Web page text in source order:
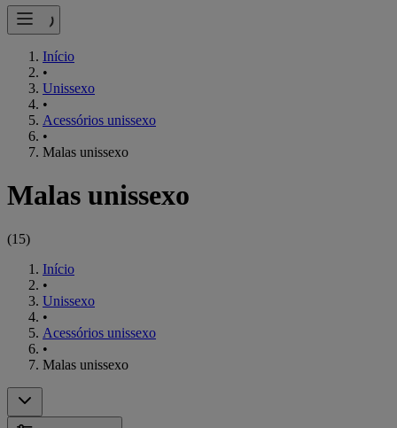
Início
•
Unissexo
•
Acessórios unissexo
•
Malas unissexo
Malas unissexo
(15)
Início
•
Unissexo
•
Acessórios unissexo
•
Malas unissexo